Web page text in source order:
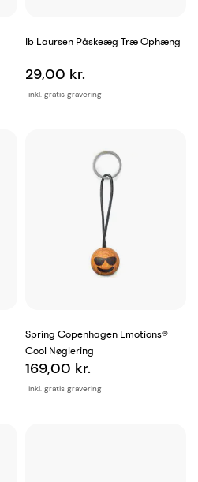
Ib Laursen Påskeæg Træ Ophæng
inkl. gratis gravering
29,00 kr.
Spring Copenhagen Emotions®
Cool Nøglering
inkl. gratis gravering
169,00 kr.